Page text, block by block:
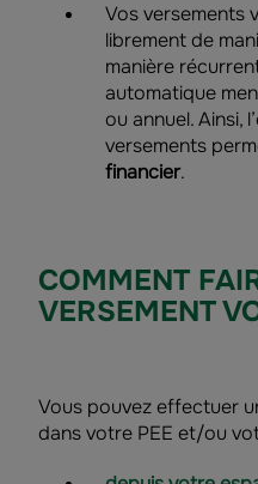
Vos versements
librement de
manière
automatique
ou annuel. Ainsi,
versements
financier.
COMMENT
VERSEMENT
Vous pouvez effectuer
dans votre PEE et/ou